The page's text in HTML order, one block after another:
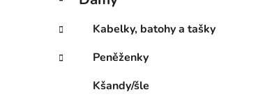
p
a
e
e
o
i
Kabelky, batohy a tašky
Peněženky
Kšandy/šle